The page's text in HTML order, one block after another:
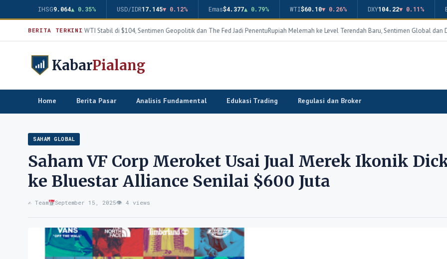
IHSG9.064▲ 0.35% USD/IDR17.145▼ 0.12% Emas$4.377▲ 0.79% WTI$60.10▼ 0.26% DXY104.22▼ 0.11%
BERITA TERKINI
Harga Minyak WTI Stabil di $104, Sentimen Geopolitik dan The Fed Jadi PenentuRupiah Melemah ke Level Terendah Baru, Sentimen Global dan
KabarPialang
Home Berita Pasar Analisis Fundamental Edukasi Trading Regulasi dan Broker
SAHAM GLOBAL
Saham VF Corp Meroket Usai Jual Merek Ikonik
ke Bluestar Alliance Senilai $600 Juta
✍️ Team September 15, 2025👁 4 views